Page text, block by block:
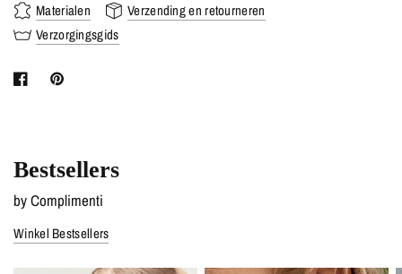
Materialen
Verzending en retourneren
Verzorgingsgids
Bestsellers
by Complimenti
Winkel Bestsellers